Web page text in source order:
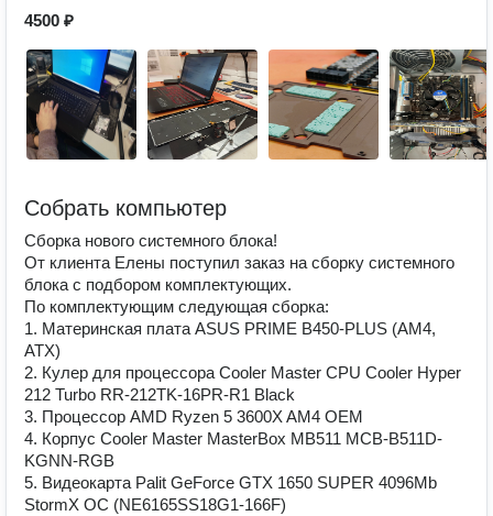
4500 ₽
Собрать компьютер
Сборка нового системного блока!
От клиента Елены поступил заказ на сборку системного
блока с подбором комплектующих.
По комплектующим следующая сборка:
1. Материнская плата ASUS PRIME B450-PLUS (AM4,
ATX)
2. Кулер для процессора Cooler Master CPU Cooler Hyper
212 Turbo RR-212TK-16PR-R1 Black
3. Процессор AMD Ryzen 5 3600X AM4 OEM
4. Корпус Cooler Master MasterBox MB511 MCB-B511D-
KGNN-RGB
5. Видеокарта Palit GeForce GTX 1650 SUPER 4096Mb
StormX OC (NE6165SS18G1-166F)